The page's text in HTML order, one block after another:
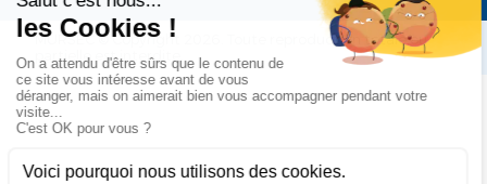
MURSEC © Copyright 2026. Toute reproduction totale ou
partielle est interdite.